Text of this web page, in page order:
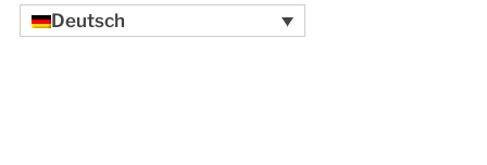
Deutsch